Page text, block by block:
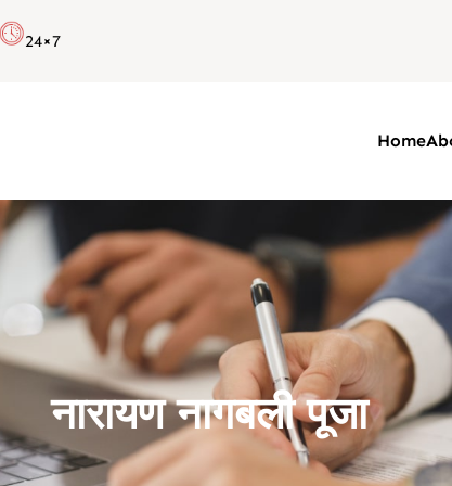
24×7
Home
नारायण नागबली पूजा